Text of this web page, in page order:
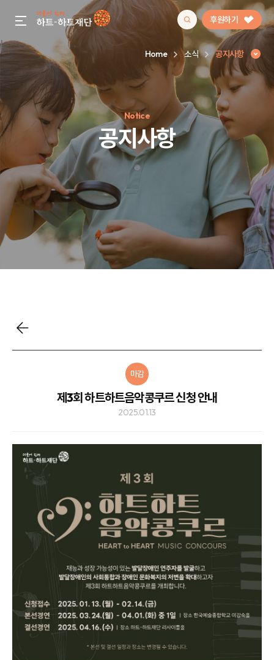
gnb menu open 후원하기
인기 키워드
#정기후원#하트플레이스#캠페인#팬덤후원
Home 소식 공지사항
Notice
공지사항
마감
제3회 하트하트음악콩쿠르 신청 안내
2025.01.13